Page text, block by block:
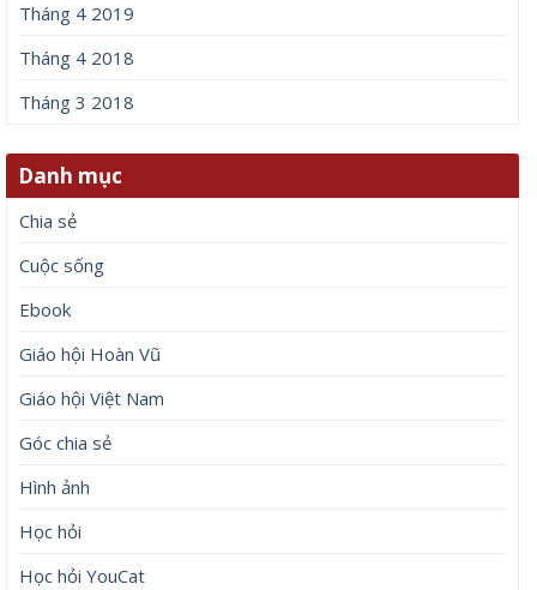
Tháng 4 2019
Tháng 4 2018
Tháng 3 2018
Danh mục
Chia sẻ
Cuộc sống
Ebook
Giáo hội Hoàn Vũ
Giáo hội Việt Nam
Góc chia sẻ
Hình ảnh
Học hỏi
Học hỏi YouCat